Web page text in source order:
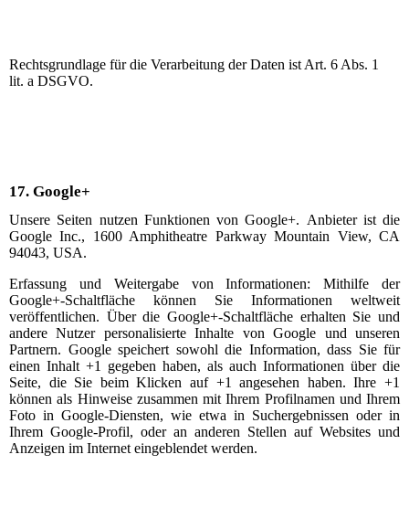
Rechtsgrundlage für die Verarbeitung der Daten ist Art. 6 Abs. 1
lit. a DSGVO.
17. Google+
Unsere Seiten nutzen Funktionen von Google+. Anbieter ist die
Google Inc., 1600 Amphitheatre Parkway Mountain View, CA
94043, USA.
Erfassung und Weitergabe von Informationen: Mithilfe der
Google+-Schaltfläche können Sie Informationen weltweit
veröffentlichen. Über die Google+-Schaltfläche erhalten Sie und
andere Nutzer personalisierte Inhalte von Google und unseren
Partnern. Google speichert sowohl die Information, dass Sie für
einen Inhalt +1 gegeben haben, als auch Informationen über die
Seite, die Sie beim Klicken auf +1 angesehen haben. Ihre +1
können als Hinweise zusammen mit Ihrem Profilnamen und Ihrem
Foto in Google-Diensten, wie etwa in Suchergebnissen oder in
Ihrem Google-Profil, oder an anderen Stellen auf Websites und
Anzeigen im Internet eingeblendet werden.